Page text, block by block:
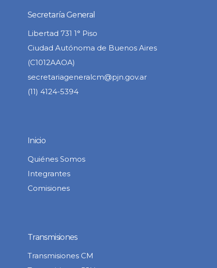
Secretaría General
Libertad 731 1° Piso
Ciudad Autónoma de Buenos Aires
(C1012AAOA)
secretariageneralcm@pjn.gov.ar
(11) 4124-5394
Inicio
Quiénes Somos
Integrantes
Comisiones
Transmisiones
Transmisiones CM